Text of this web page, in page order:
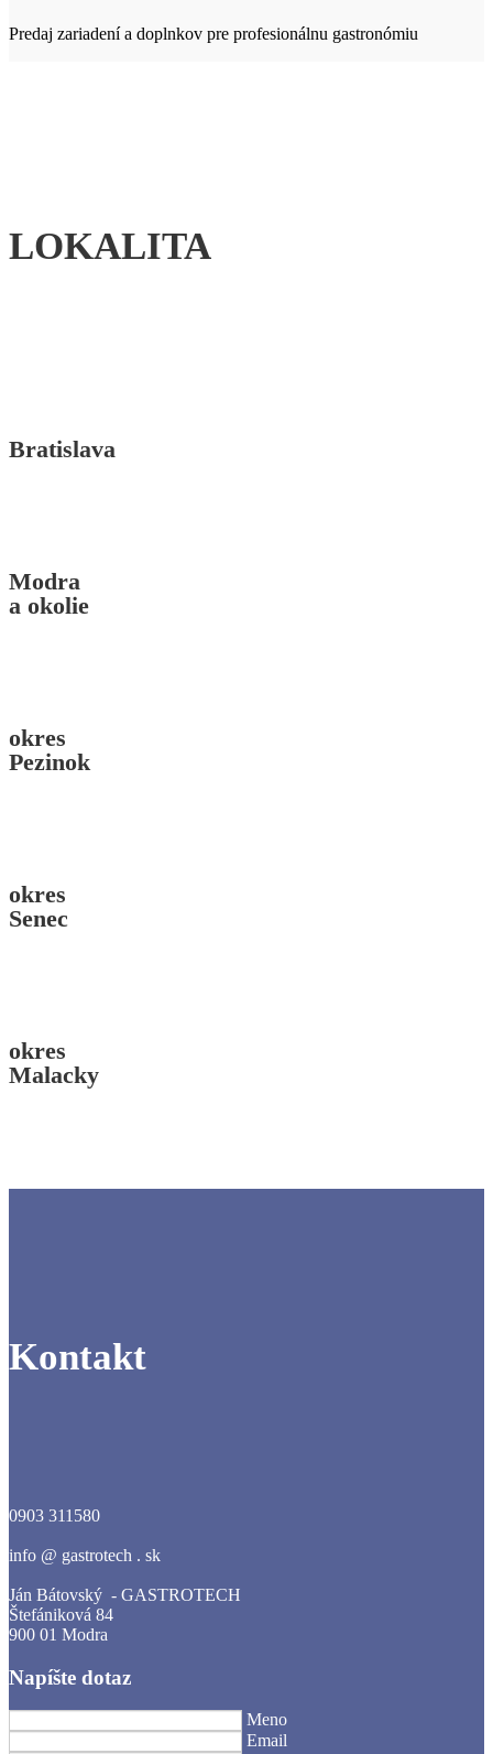
Predaj zariadení a doplnkov pre profesionálnu gastronómiu
LOKALITA
Bratislava
Modra
a okolie
okres
Pezinok
okres
Senec
okres
Malacky
Kontakt
0903 311580
info @ gastrotech . sk
Ján Bátovský - GASTROTECH
Štefániková 84
900 01 Modra
Napíšte dotaz
Meno
Email